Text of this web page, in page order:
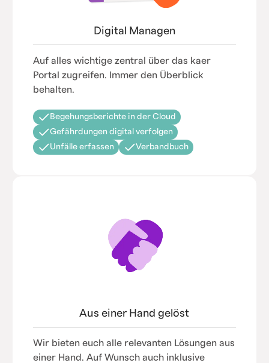
Digital Managen
Auf alles wichtige zentral über das kaer
Portal zugreifen. Immer den Überblick
behalten.
Begehungsberichte in der Cloud
Gefährdungen digital verfolgen
Unfälle erfassen
Verbandbuch
Aus einer Hand gelöst
Wir bieten euch alle relevanten Lösungen aus
einer Hand. Auf Wunsch auch inklusive